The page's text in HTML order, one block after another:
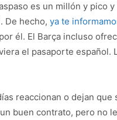
es un millón y pico
De hecho, ya te
él. El Barça incluso
el pasaporte español.
reaccionan o dejan que
buen contrato, pero no